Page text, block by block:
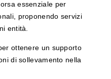
essenziale per
proponendo servizi
entità.
ottenere un supporto
di sollevamento nella